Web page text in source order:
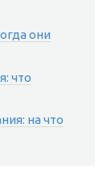
они
что
на что